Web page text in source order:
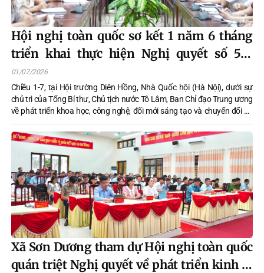
Hội nghị toàn quốc sơ kết 1 năm 6 tháng
triển khai thực hiện Nghị quyết số 57-
NQ/TW
01/07/2026
Chiều 1-7, tại Hội trường Diên Hồng, Nhà Quốc hội (Hà Nội), dưới sự
chủ trì của Tổng Bí thư, Chủ tịch nước Tô Lâm, Ban Chỉ đạo Trung ương
về phát triển khoa học, công nghệ, đổi mới sáng tạo và chuyển đổi số
(KHCN, ĐMST, CĐS) tổ chức Hội nghị toàn quốc sơ kết 1 năm 6 tháng
triển khai thực hiện Nghị quyết số 57-NQ/TW ngày 22/12/2024 của Bộ
Chính trị về đột phá phát triển KHCN, ĐMST, CĐS quốc gia. Hội nghị
được tổ chức trực tiếp kết hợp trực tuyến đến trên 3.000 điểm cầu các
tỉnh, thành phố, các xã, phường, đặc khu.
Xã Sơn Dương tham dự Hội nghị toàn quốc
quán triệt Nghị quyết về phát triển kinh tế